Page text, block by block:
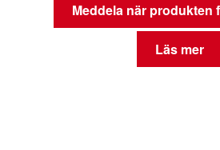
Meddela när produkten
Läs mer